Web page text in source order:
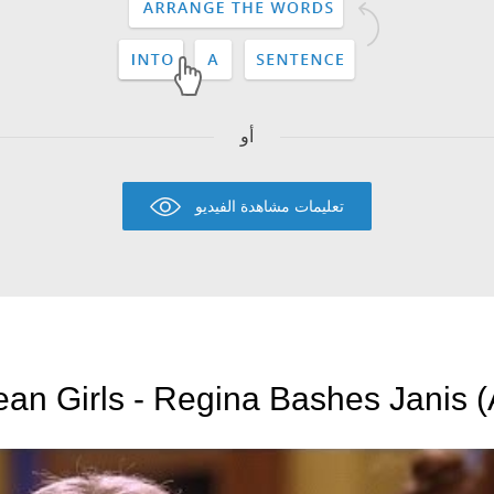
أو
تعليمات مشاهدة الفيديو
Girls - Regina Bashes Janis